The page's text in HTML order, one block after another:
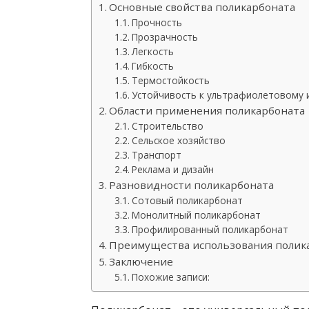
Основные свойства поликарбоната
Прочность
Прозрачность
Легкость
Гибкость
Термостойкость
Устойчивость к ультрафиолетовому
Области применения поликарбоната
Строительство
Сельское хозяйство
Транспорт
Реклама и дизайн
Разновидности поликарбоната
Сотовый поликарбонат
Монолитный поликарбонат
Профилированный поликарбонат
Преимущества использования
Заключение
Похожие записи: